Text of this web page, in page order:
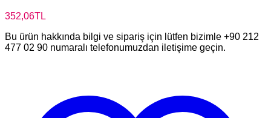
352,06TL
Bu ürün hakkında bilgi ve sipariş için lütfen bizimle +90 212
477 02 90 numaralı telefonumuzdan iletişime geçin.